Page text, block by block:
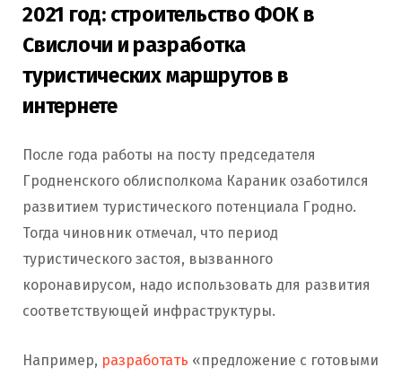
2021 год: строительство ФОК в
Свислочи и разработка
туристических маршрутов в
интернете
После года работы на посту председателя
Гродненского облисполкома Караник озаботился
развитием туристического потенциала Гродно.
Тогда чиновник отмечал, что период
туристического застоя, вызванного
коронавирусом, надо использовать для развития
соответствующей инфраструктуры.
Например, разработать «предложение с готовыми